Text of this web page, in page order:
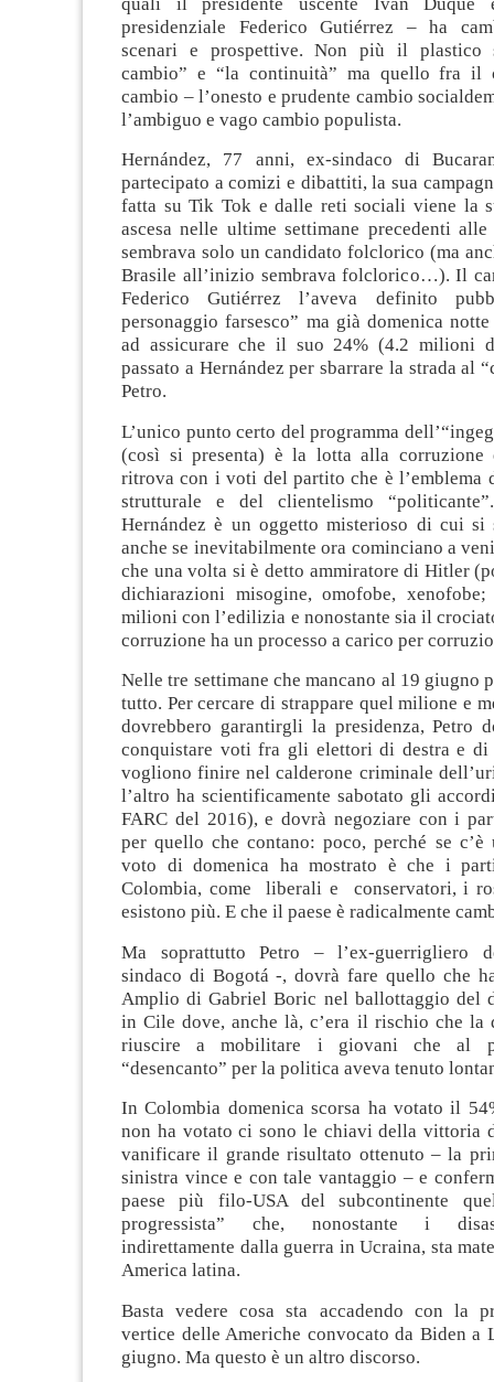
presidenziale Federico Gutiérrez – ha
scenari e prospettive. Non più il plastico
cambio” e “la continuità” ma quello fra
cambio – l’onesto e prudente cambio
l’ambiguo e vago cambio populista.
Hernández, 77 anni, ex-sindaco di
partecipato a comizi e dibattiti, la sua
fatta su Tik Tok e dalle reti sociali viene la
ascesa nelle ultime settimane precedenti
sembrava solo un candidato folclorico (ma
Brasile all’inizio sembrava folclorico…). Il
Federico Gutiérrez l’aveva definito
personaggio farsesco” ma già domenica
ad assicurare che il suo 24% (4.2 milioni
passato a Hernández per sbarrare la strada al
Petro.
L’unico punto certo del programma
(così si presenta) è la lotta alla corruzione
ritrova con i voti del partito che è l’emblema
strutturale e del clientelismo
Hernández è un oggetto misterioso di cui si
anche se inevitabilmente ora cominciano a
che una volta si è detto ammiratore di Hitler
dichiarazioni misogine, omofobe,
milioni con l’edilizia e nonostante sia il
corruzione ha un processo a carico per
Nelle tre settimane che mancano al 19 giugno
tutto. Per cercare di strappare quel milione e
dovrebbero garantirgli la presidenza, Petro
conquistare voti fra gli elettori di destra e di
vogliono finire nel calderone criminale
l’altro ha scientificamente sabotato gli
FARC del 2016), e dovrà negoziare con i
per quello che contano: poco, perché se
voto di domenica ha mostrato è che i
Colombia, come liberali e conservatori, i
esistono più. E che il paese è radicalmente
Ma soprattutto Petro – l’ex-guerrigliero
sindaco di Bogotá -, dovrà fare quello che
Amplio di Gabriel Boric nel ballottaggio del
in Cile dove, anche là, c’era il rischio che la
riuscire a mobilitare i giovani che al
“desencanto” per la politica aveva tenuto
In Colombia domenica scorsa ha votato il
non ha votato ci sono le chiavi della vittoria
vanificare il grande risultato ottenuto – la
sinistra vince e con tale vantaggio – e
paese più filo-USA del subcontinente
progressista” che, nonostante i
indirettamente dalla guerra in Ucraina, sta
America latina.
Basta vedere cosa sta accadendo con la
vertice delle Americhe convocato da Biden a
giugno. Ma questo è un altro discorso.